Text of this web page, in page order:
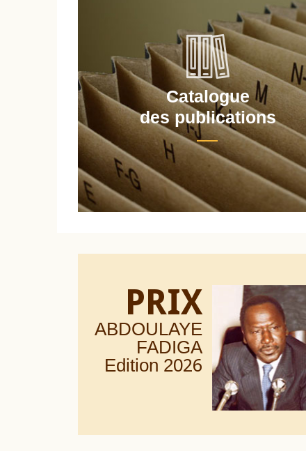
Catalogue
des publications
PRIX
ABDOULAYE
FADIGA
Edition 2026